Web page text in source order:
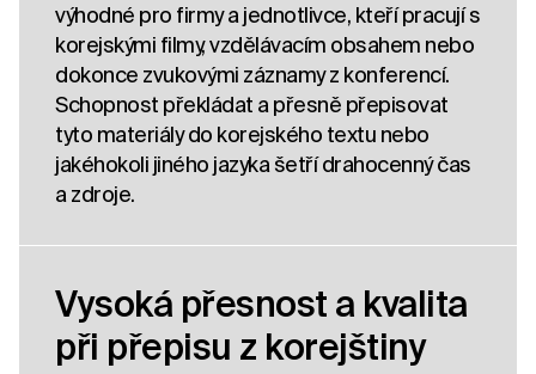
výhodné pro firmy a jednotlivce, kteří pracují s
korejskými filmy, vzdělávacím obsahem nebo
dokonce zvukovými záznamy z konferencí.
Schopnost překládat a přesně přepisovat
tyto materiály do korejského textu nebo
jakéhokoli jiného jazyka šetří drahocenný čas
a zdroje.
Vysoká přesnost a kvalita
při přepisu z korejštiny